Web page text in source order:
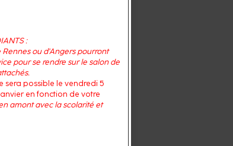
:
ou d'Angers pourront
pour se rendre sur le salon de
possible le vendredi 5
en fonction de votre
amont avec la scolarité et